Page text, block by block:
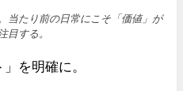
当たり前の日常にこそ「価値」が
する。
を明確に。